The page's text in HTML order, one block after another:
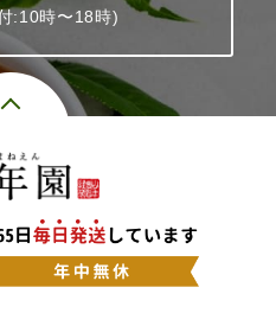
:10時〜18時)